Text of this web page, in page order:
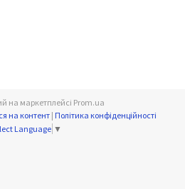
на маркетплейсі Prom.ua
на контент | Політика конфіденційності
Language ▼